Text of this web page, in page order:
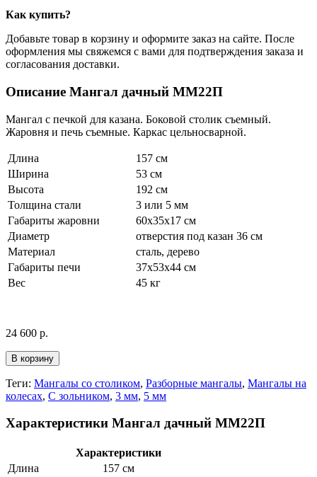
Как купить?
Добавьте товар в корзину и оформите заказ на сайте. После
оформления мы свяжемся с вами для подтверждения заказа и
согласования доставки.
Описание Мангал дачный ММ22П
Мангал с печкой для казана. Боковой столик съемный.
Жаровня и печь съемные. Каркас цельносварной.
Длина
157 см
Ширина
53 см
Высота
192 см
Толщина стали
3 или 5 мм
Габариты жаровни
60х35х17 см
Диаметр
отверстия под казан 36 см
Материал
сталь, дерево
Габариты печи
37х53х44 см
Вес
45 кг
24 600 р.
В корзину
Теги: Мангалы со столиком, Разборные мангалы, Мангалы на
колесах, С зольником, 3 мм, 5 мм
Характеристики Мангал дачный ММ22П
Характеристики
Длина
157 см